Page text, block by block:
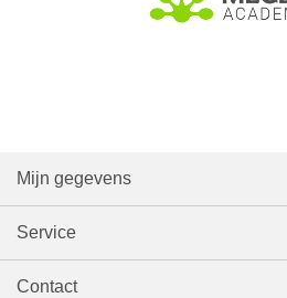
Mijn gegevens
Service
Contact